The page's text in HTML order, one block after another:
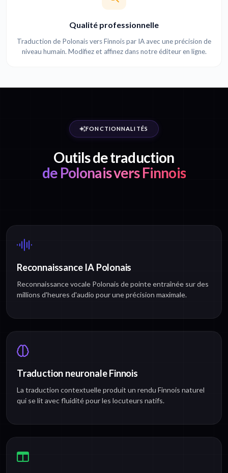
Qualité professionnelle
Traduction de Polonais vers Finnois par IA avec une précision de
niveau humain. Modifiez et affinez dans notre éditeur en ligne.
FONCTIONNALITÉS
Outils de traduction
de Polonais vers Finnois
Reconnaissance IA Polonais
Reconnaissance vocale Polonais de pointe entraînée sur des
millions d'heures d'audio pour une précision maximale.
Traduction neuronale Finnois
La traduction contextuelle produit un rendu Finnois naturel
qui se lit avec fluidité pour les locuteurs natifs.